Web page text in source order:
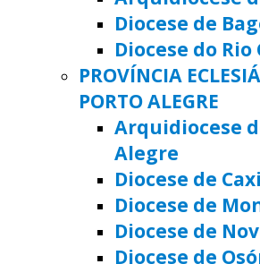
Diocese de
Diocese do Rio
PROVÍNCIA
PORTO ALEGRE
Arquidiocese
Alegre
Diocese de
Diocese de
Diocese de
Diocese de